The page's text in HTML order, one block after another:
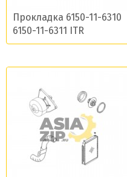
Прокладка 6150-11-6310
6150-11-6311 ITR